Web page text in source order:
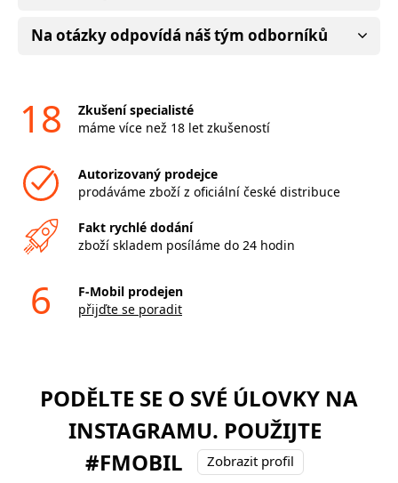
Na otázky odpovídá náš tým odborníků
18
Zkušení specialisté
máme více než 18 let zkušeností
Autorizovaný prodejce
prodáváme zboží z oficiální české distribuce
Fakt rychlé dodání
zboží skladem posíláme do 24 hodin
6
F-Mobil prodejen
přijďte se poradit
PODĚLTE SE O SVÉ ÚLOVKY NA
INSTAGRAMU. POUŽIJTE
#FMOBIL
Zobrazit profil